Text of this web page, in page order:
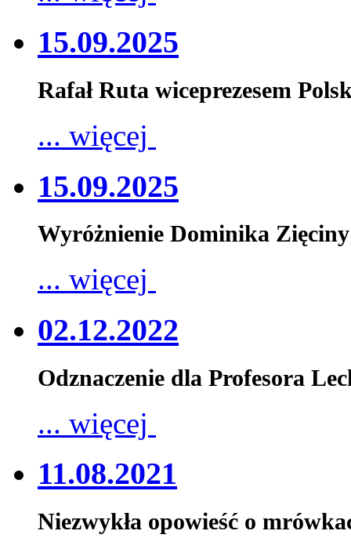
15.09.2025
Rafał Ruta wiceprezesem
... więcej
15.09.2025
Wyróżnienie Dominika Zięciny
... więcej
02.12.2022
Odznaczenie dla Profesora
... więcej
11.08.2021
Niezwykła opowieść o